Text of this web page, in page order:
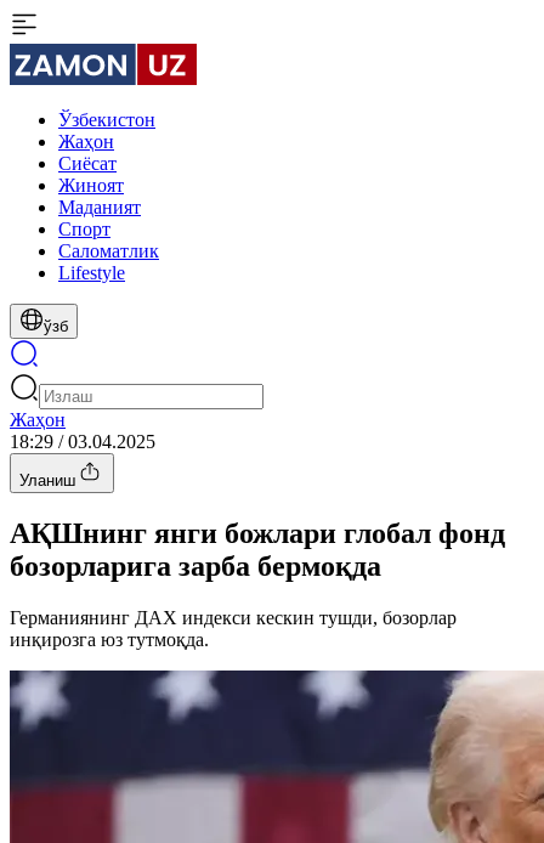
Ўзбекистон
Жаҳон
Сиёсат
Жиноят
Маданият
Спорт
Cаломатлик
Lifestyle
ўзб
Жаҳон
18:29 / 03.04.2025
Уланиш
АҚШнинг янги божлари глобал фонд
бозорларига зарба бермоқда
Германиянинг ДАХ индекси кескин тушди, бозорлар
инқирозга юз тутмоқда.